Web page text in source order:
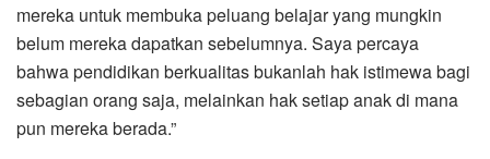
mereka untuk membuka peluang belajar yang mungkin
belum mereka dapatkan sebelumnya. Saya percaya
bahwa pendidikan berkualitas bukanlah hak istimewa bagi
sebagian orang saja, melainkan hak setiap anak di mana
pun mereka berada.”